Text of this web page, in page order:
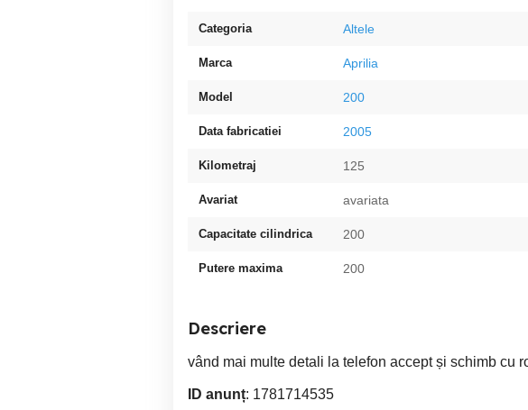
Categoria Altele
Marca Aprilia
Model 200
Data fabricatiei 2005
Kilometraj 125
Avariat avariata
Capacitate cilindrica 200
Putere maxima 200
Descriere
vând mai multe detali la telefon accept și schimb cu
ID anunț: 1781714535